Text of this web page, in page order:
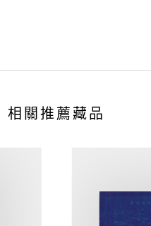
相關推薦藏品